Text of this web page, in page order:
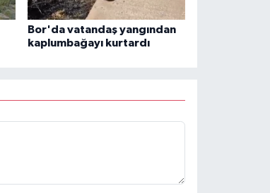
Bor'da vatandaş yangından
kaplumbağayı kurtardı